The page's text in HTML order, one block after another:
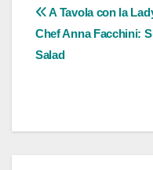
articoli
A Tavola con la
Chef Anna Facchini:
Salad